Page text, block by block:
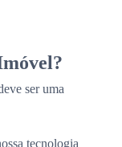
ser uma
tecnologia